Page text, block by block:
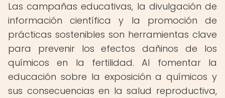
Las campañas educativas, la divulgación de
información científica y la promoción de
prácticas sostenibles son herramientas clave
para prevenir los efectos dañinos de los
químicos en la fertilidad. Al fomentar la
educación sobre la exposición a químicos y
sus consecuencias en la salud reproductiva,